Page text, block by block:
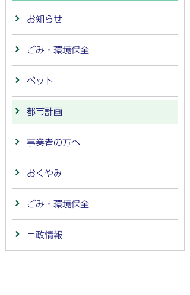
お知らせ
ごみ・環境保全
ペット
都市計画
事業者の方へ
おくやみ
ごみ・環境保全
市政情報